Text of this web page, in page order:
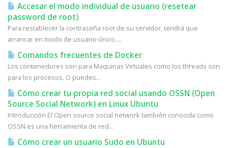
Accesar el modo individual de usuario (resetear
password de root)
Para restablecer la contraseña root de su servidor, tendrá que
arrancar en modo de usuario único....
Comandos frecuentes de Docker
Los contenedores son para Maquinas Virtuales como los threads son
para los procesos. O puedes...
Cómo crear tu propia red social usando OSSN (Open
Source Social Network) en Linux Ubuntu
Introducción El Open source social network también conocida como
OSSN es una herramienta de red...
Cómo crear un usuario Sudo en Ubuntu